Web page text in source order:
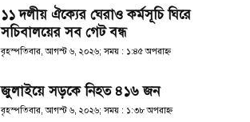
১১ দলীয় ঐক্যের ঘেরাও কর্মসূচি ঘিরে
সচিবালয়ের সব গেট বন্ধ
বৃহস্পতিবার, আগস্ট ৬, ২০২৬; সময় : ১:৪৫ অপরাহ্ণ
জুলাইয়ে সড়কে নিহত ৪১৬ জন
বৃহস্পতিবার, আগস্ট ৬, ২০২৬; সময় : ১:৩৮ অপরাহ্ণ